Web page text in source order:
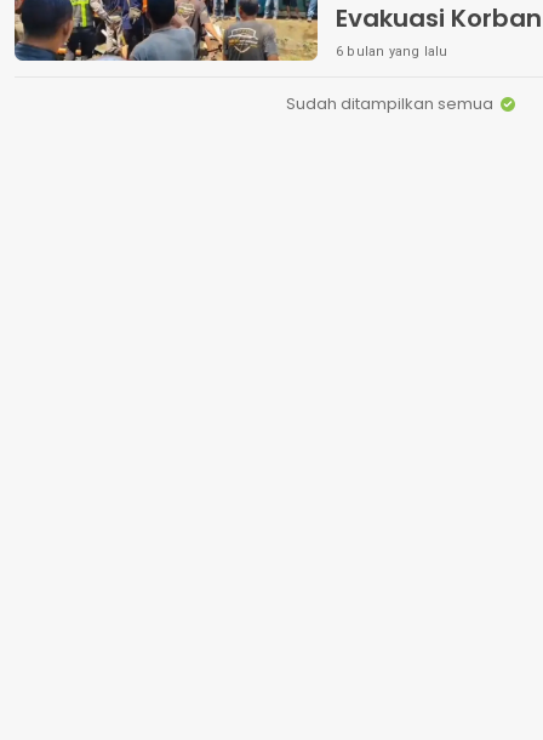
Evakuasi
Tewas
6 bulan yang lalu
Sudah ditampilkan semua